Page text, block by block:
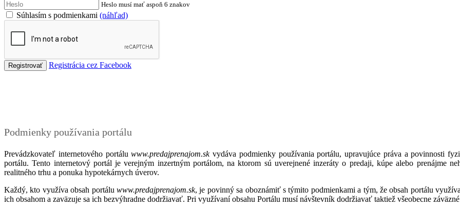
Heslo musí mať aspoň 6 znakov
Súhlasím s podmienkami (náhľad)
Registrácia cez Facebook
Podmienky používania portálu
Prevádzkovateľ internetového portáluwww.predajprenajom.skvydáva podmienky používania portálu, upravujúce práva a povinnosti
portálu. Tento internetový portál je verejným inzertným portálom, na ktorom sú uverejnené inzeráty o predaji, kúpe alebo prenájme
realitného trhu a ponuka hypotekárnych úverov.
Každý, kto využíva obsah portálu www.predajprenajom.sk, je povinný sa oboznámiť s týmito podmienkami a tým, že obsah portálu
ich obsahom a zaväzuje sa ich bezvýhradne dodržiavať. Pri využívaní obsahu Portálu musí návštevník dodržiavať taktiež všeobecne